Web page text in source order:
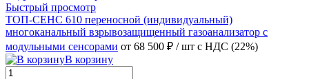
Быстрый просмотр
ТОП-СЕНС 610 переносной (индивидуальный)
многоканальный взрывозащищенный газоанализатор с
модульными сенсорами от 68 500 ₽ / шт с НДС (22%)
В корзину